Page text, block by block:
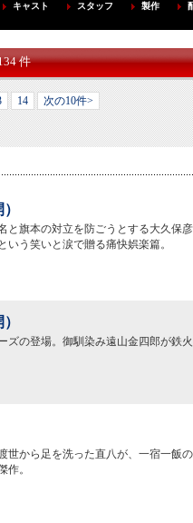
キャスト スタッフ 製作
件
14
次の10件>
と旗本の対立を防ごうとする大久保
う笑いと涙で贈る痛快娯楽篇。
ズの登場。御馴染み遠山金四郎が鉄
から足を洗った直八が、一宿一飯
。